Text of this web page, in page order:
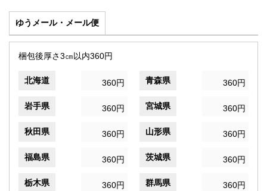
ゆうメール・メール便
梱包後厚さ3㎝以内360円
北海道 360円 青森県 360円
岩手県 360円 宮城県 360円
秋田県 360円 山形県 360円
福島県 360円 茨城県 360円
栃木県 360円 群馬県 360円